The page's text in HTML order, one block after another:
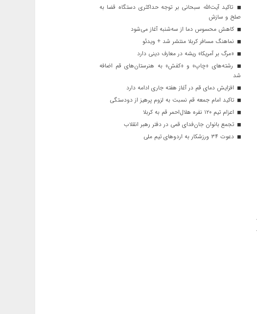
تاکید آیت‌الله‌ سبحانی بر توجه حداکثری دستگاه قضا به
صلح و سازش
کاهش محسوس دما از سه‌شنبه آغاز می‌شود
نماهنگ مسافر کربلا منتشر شد + ویدئو
«مرگ بر آمریکا» ریشه در معارف دینی دارد
رشته‌های «چاپ» و «کفش» به هنرستان‌های قم اضافه
شد
افزایش دمای قم در آغاز هفته جاری ادامه دارد
تاکید امام جمعه قم نسبت به لزوم پرهیز از دودستگی
اعزام تیم ۱۲۰ نفره هلال‌احمر قم به کربلا
تجمع بانوان جان‌فدای قمی در دفتر رهبر انقلاب
دعوت ۳۴ ورزشکار به اردوهای تیم ملی